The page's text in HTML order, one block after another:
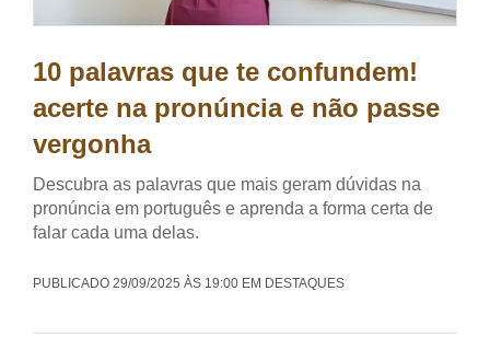
10 palavras que te confundem!
acerte na pronúncia e não passe
vergonha
Descubra as palavras que mais geram dúvidas na
pronúncia em português e aprenda a forma certa de
falar cada uma delas.
PUBLICADO 29/09/2025 ÀS 19:00 EM DESTAQUES